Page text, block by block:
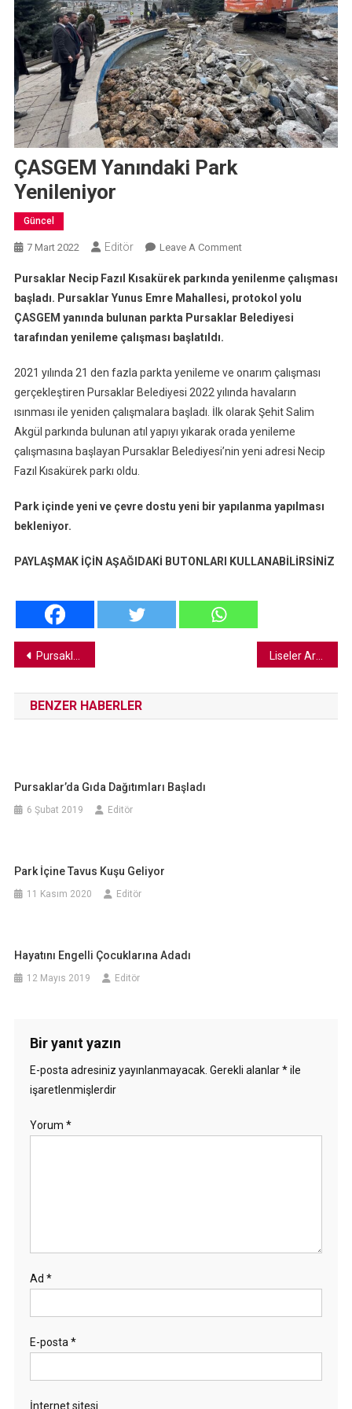
ÇASGEM Yanındaki Park
Yenileniyor
Güncel
7 Mart 2022 Editör Leave A CommentOn
Yanındaki
Park
Yenileniyor
Pursaklar Necip Fazıl Kısakürek parkında yenilenme çalışması
başladı. Pursaklar Yunus Emre Mahallesi, protokol yolu
ÇASGEM yanında bulunan parkta Pursaklar Belediyesi
tarafından yenileme çalışması başlatıldı.
2021 yılında 21 den fazla parkta yenileme ve onarım çalışması
gerçekleştiren Pursaklar Belediyesi 2022 yılında havaların
ısınması ile yeniden çalışmalara başladı. İlk olarak Şehit Salim
Akgül parkında bulunan atıl yapıyı yıkarak orada yenileme
çalışmasına başlayan Pursaklar Belediyesi’nin yeni adresi Necip
Fazıl Kısakürek parkı oldu.
Park içinde yeni ve çevre dostu yeni bir yapılanma yapılması
bekleniyor.
PAYLAŞMAK İÇİN AŞAĞIDAKİ BUTONLARI KULLANABİLİRSİNİZ
Yazı
gezinmesi
Pursaklar İsminin Tarihi
BENZER HABERLER
Pursaklar’da Gıda Dağıtımları Başladı
6 Şubat 2019 Editör
Park İçine Tavus Kuşu Geliyor
11 Kasım 2020 Editör
Hayatını Engelli Çocuklarına Adadı
12 Mayıs 2019 Editör
Bir yanıt yazın
E-posta adresiniz yayınlanmayacak. Gerekli alanlar*ile
işaretlenmişlerdir
Yorum *
Ad *
E-posta *
İnternet sitesi